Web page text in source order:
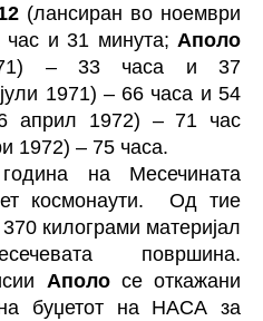
(лансиран во ноември
час и 31 минута; Аполо
– 33 часа и 37
1971) – 66 часа и 54
април 1972) – 71 час
1972) – 75 часа.
на Месечината
космонаути. Од тие
килограми материјал
површина.
Аполосе откажани
буџетот на НАСА за